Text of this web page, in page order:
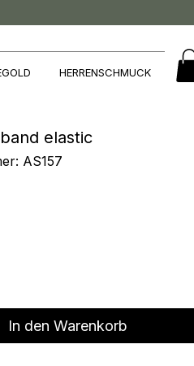
HERRENSCHMUCK
elastic
AS157
In den Warenkorb